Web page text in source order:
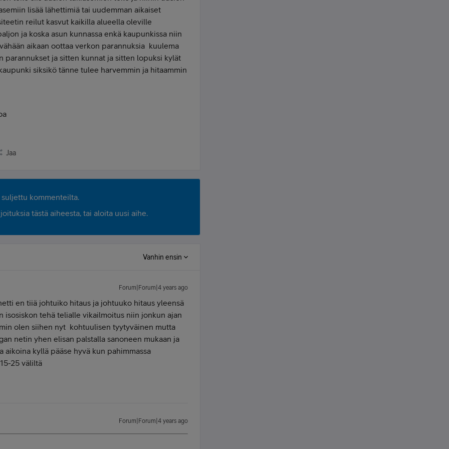
lisää lähettimiä tai uudemman aikaiset
reilut kasvut kaikilla alueella oleville
ja koska asun kunnassa enkä kaupunkissa niin
aikaan oottaa verkon parannuksia kuulema
parannukset ja sitten kunnat ja sitten lopuksi kylät
siksikö tänne tulee harvemmin ja hitaammin
Jaa
suljettu kommenteilta.
tästä aiheesta, tai aloita uusi aihe.
Vanhin ensin
Forum|Forum|4 years ago
en tiiä johtuiko hitaus ja johtuuko hitaus yleensä
isosiskon tehä telialle vikailmoitus niin jonkun ajan
olen siihen nyt kohtuulisen tyytyväinen mutta
netin yhen elisan palstalla sanoneen mukaan ja
kyllä pääse hyvä kun pahimmassa
25 väliltä
Forum|Forum|4 years ago